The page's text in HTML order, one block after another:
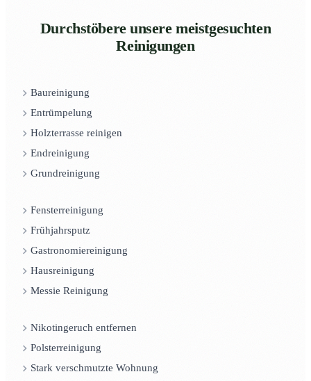
Durchstöbere unsere meistgesuchten
Reinigungen
Baureinigung
Entrümpelung
Holzterrasse reinigen
Endreinigung
Grundreinigung
Fensterreinigung
Frühjahrsputz
Gastronomiereinigung
Hausreinigung
Messie Reinigung
Nikotingeruch entfernen
Polsterreinigung
Stark verschmutzte Wohnung